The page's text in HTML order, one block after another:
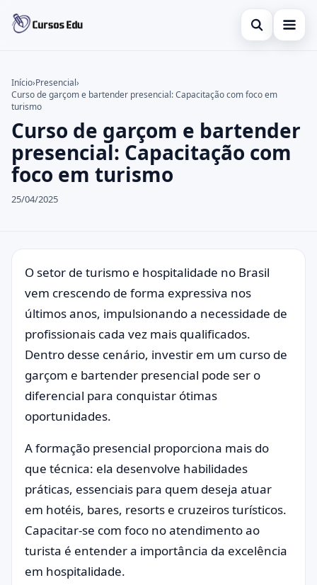
Abrir busca
Inglês
Idiomas
espanhol
Buscar no site
Buscar por:
Pressione Enter para buscar ou ESC para fechar.
Início›Presencial›
Curso de garçom e bartender presencial: Capacitação com foco em
turismo
Curso de garçom e bartender
presencial: Capacitação com
foco em turismo
25/04/2025
O setor de turismo e hospitalidade no Brasil
vem crescendo de forma expressiva nos
últimos anos, impulsionando a necessidade de
profissionais cada vez mais qualificados.
Dentro desse cenário, investir em um curso de
garçom e bartender presencial pode ser o
diferencial para conquistar ótimas
oportunidades.
A formação presencial proporciona mais do
que técnica: ela desenvolve habilidades
práticas, essenciais para quem deseja atuar
em hotéis, bares, resorts e cruzeiros turísticos.
Capacitar-se com foco no atendimento ao
turista é entender a importância da excelência
em hospitalidade.